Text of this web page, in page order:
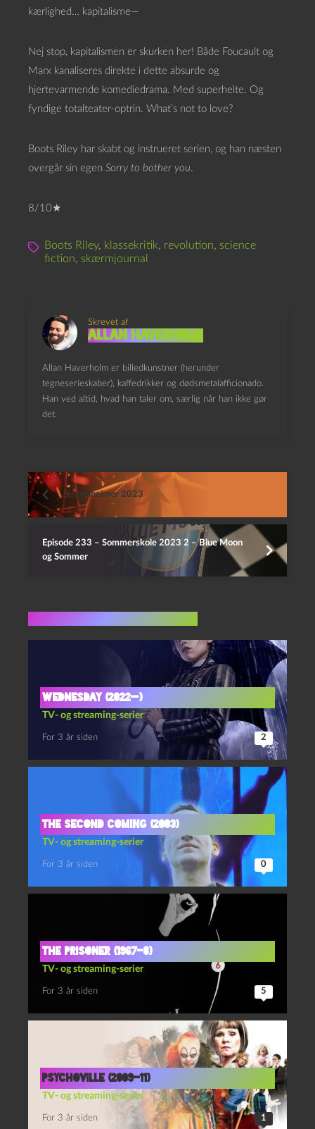
kærlighed… kapitalisme—
Nej stop, kapitalismen er skurken her! Både Foucault og
Marx kanaliseres direkte i dette absurde og
hjertevarmende komediedrama. Med superhelte. Og
fyndige totalteater-optrin. What’s not to love?
Boots Riley har skabt og instrueret serien, og han næsten
overgår sin egen Sorry to bother you.
8/10★
Boots Riley, klassekritik, revolution, science
fiction, skærmjournal
Skrevet af
Allan Haverholm
Allan Haverholm er billedkunstner (herunder
tegneserieskaber), kaffedrikker og dødsmetalafficionado.
Han ved altid, hvad han taler om, særlig når han ikke gør
det.
Oppenheimer 2023
Episode 233 – Sommerskole 2023 2 – Blue Moon
og Sommer
Wednesday (2022—)
TV- og streaming-serier
For 3 år siden 2
The second coming (2003)
TV- og streaming-serier
For 3 år siden 0
The prisoner (1967-8)
TV- og streaming-serier
For 3 år siden 5
Psychoville (2009-11)
TV- og streaming-serier
For 3 år siden 1